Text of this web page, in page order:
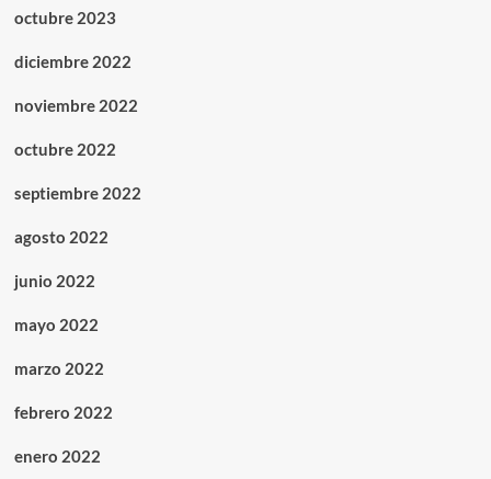
octubre 2023
diciembre 2022
noviembre 2022
octubre 2022
septiembre 2022
agosto 2022
junio 2022
mayo 2022
marzo 2022
febrero 2022
enero 2022